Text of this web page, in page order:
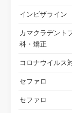
インビザライン
カマクラデント
科・矯正
コロナウイルス
セファロ
セファロ